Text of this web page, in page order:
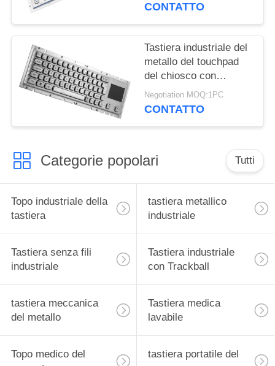
CONTATTO
Tastiera industriale del
metallo del touchpad
del chiosco con
l'interruttore a chiave
meccanico della
Negotiation MOQ:1PC
CONTATTO
Categorie popolari Tutti
Topo industriale della
tastiera
tastiera metallico
industriale
Tastiera senza fili
industriale
Tastiera industriale
con Trackball
tastiera meccanica
del metallo
Tastiera medica
lavabile
Topo medico del
tastiera portatile del